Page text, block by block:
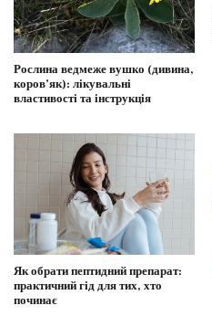
Рослина ведмеже вушко (дивина,
коров’як): лікувальні
властивості та інструкція
Як обрати пептидний препарат:
практичний гід для тих, хто
починає